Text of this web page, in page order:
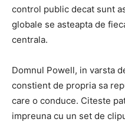
control public decat sunt
globale se asteapta de
centrala.
Domnul Powell, in varsta
constient de propria sa
care o conduce. Citeste
impreuna cu un set de